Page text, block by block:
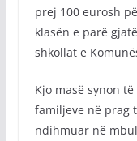
prej 100 eurosh
klasën e parë
shkollat e
Kjo masë synon
familjeve në prag
ndihmuar në